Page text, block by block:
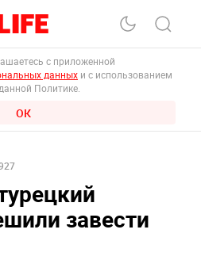
с приложенной
данных и с использованием
Политике.
ОК
завести